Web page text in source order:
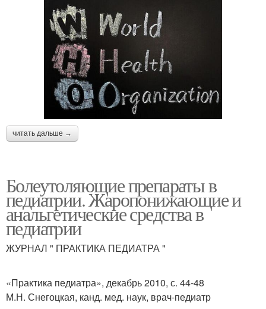
читать дальше →
Болеутоляющие препараты в
педиатрии. Жаропонижающие и
анальгетические средства в
педиатрии
ЖУРНАЛ " ПРАКТИКА ПЕДИАТРА "
«Практика педиатра», декабрь 2010, с. 44-48
М.Н. Снегоцкая, канд. мед. наук, врач-педиатр